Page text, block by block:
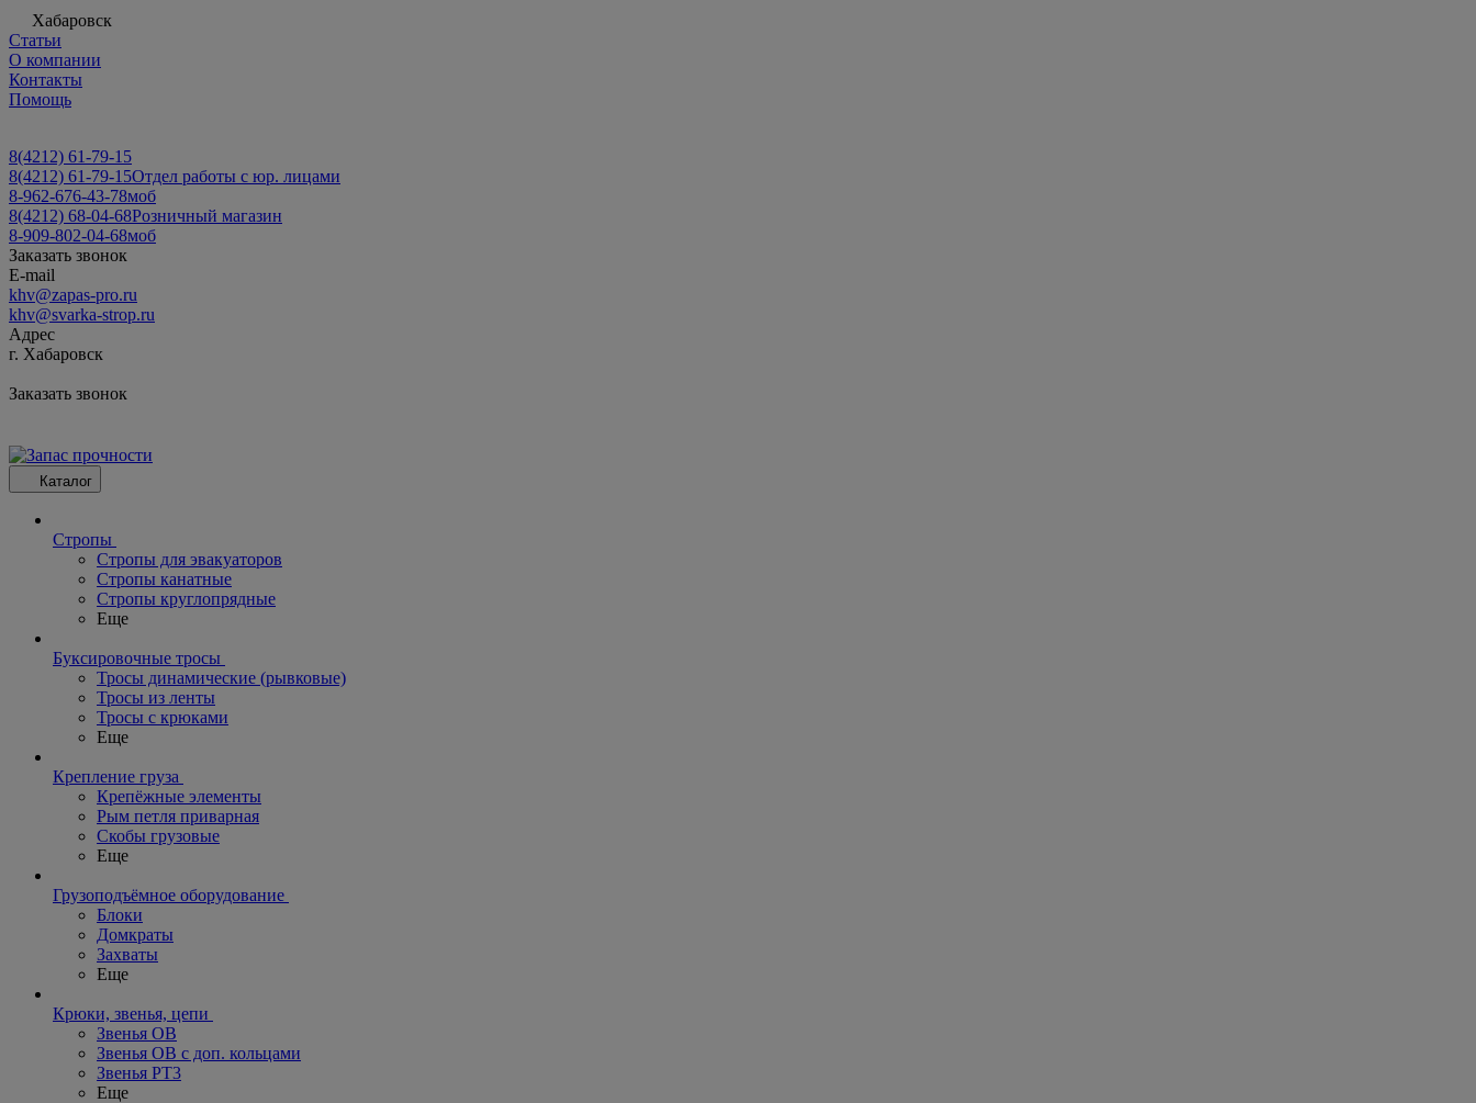
Хабаровск
Статьи
О компании
Контакты
Помощь
8(4212) 61-79-15
8(4212) 61-79-15Отдел работы с юр. лицами
8-962-676-43-78моб
8(4212) 68-04-68Розничный магазин
8-909-802-04-68моб
Заказать звонок
E-mail
khv@zapas-pro.ru
khv@svarka-strop.ru
Адрес
г. Хабаровск
Заказать звонок
Каталог
Стропы
Стропы для эвакуаторов
Стропы канатные
Стропы круглопрядные
Еще
Буксировочные тросы
Тросы динамические (рывковые)
Тросы из ленты
Тросы с крюками
Еще
Крепление груза
Крепёжные элементы
Рым петля приварная
Скобы грузовые
Еще
Грузоподъёмное оборудование
Блоки
Домкраты
Захваты
Еще
Крюки, звенья, цепи
Звенья ОВ
Звенья ОВ с доп. кольцами
Звенья РТ3
Еще